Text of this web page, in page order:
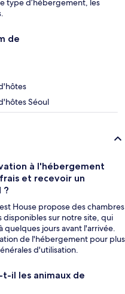
type d’hébergement, les
de
Séoul
à l'hébergement
et recevoir un
?
House propose des chambres
sur notre site, qui
quelques jours avant l'arrivée.
de l'hébergement pour plus
d'utilisation.
il les animaux de